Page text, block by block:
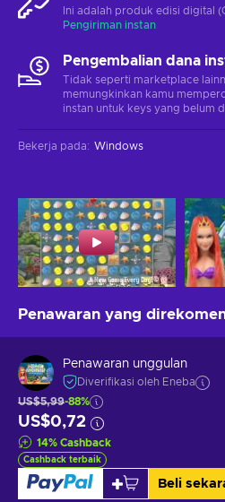
Ini adalah produk edisi digital
Pengiriman instan
Pengembalian dana
Tidak seperti marketplace
memungkinkan kamu
instan untuk keys yang belum
Bekerja pada: Windows
Penawaran yang
Penawaran unggulan
Diverifikasi oleh Eneba
US$5,99-88%
US$0,72
14% Cashback
Cashback terbaik
Beli